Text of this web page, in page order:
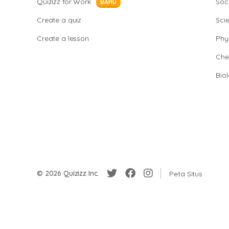
BARU
Create a quiz
Create a lesson
© 2026 Quizizz Inc. Peta Situs